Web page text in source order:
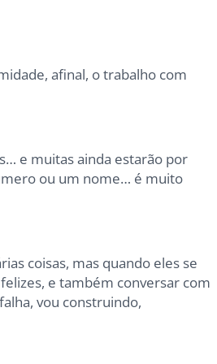
afinal, o trabalho com
e muitas ainda estarão por
ou um nome… é muito
coisas, mas quando eles se
e também conversar com
vou construindo,